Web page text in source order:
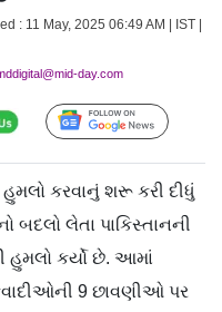
: 11 May, 2025 06:49 AM | IST |
day.com
Follow Us
હુમલો કરવાનું શરૂ કરી દીધું
લેતા પાકિસ્તાનની
કર્યો છે. આમાં
9 છાવણીઓ પર